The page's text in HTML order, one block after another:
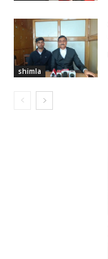
shimla